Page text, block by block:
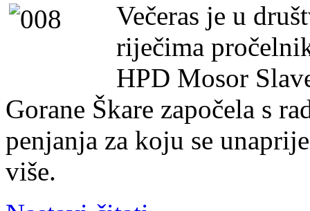
Večeras je u
riječima
HPD Mosor
Gorane Škare započela s
penjanja za koju se
više.